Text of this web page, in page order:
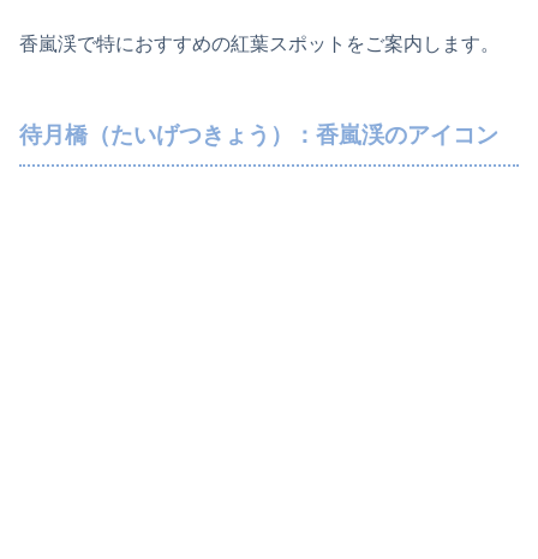
香嵐渓で特におすすめの紅葉スポットをご案内します。
待月橋（たいげつきょう）：香嵐渓のアイコン